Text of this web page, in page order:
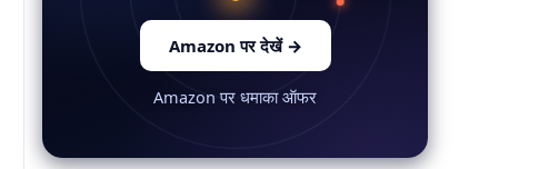
Amazon पर देखें →
Amazon पर धमाका ऑफर